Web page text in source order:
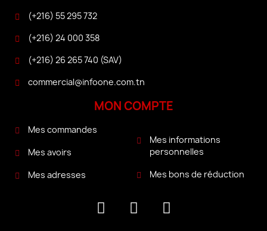
(+216) 55 295 732
(+216) 24 000 358
(+216) 26 265 740 (SAV)
commercial@infoone.com.tn
MON COMPTE
Mes commandes
Mes avoirs
Mes adresses
Mes informations
personnelles
Mes bons de réduction